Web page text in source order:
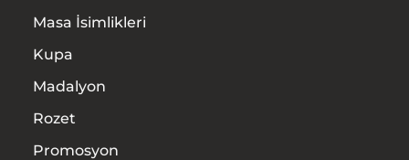
Masa İsimlikleri
Kupa
Madalyon
Rozet
Promosyon